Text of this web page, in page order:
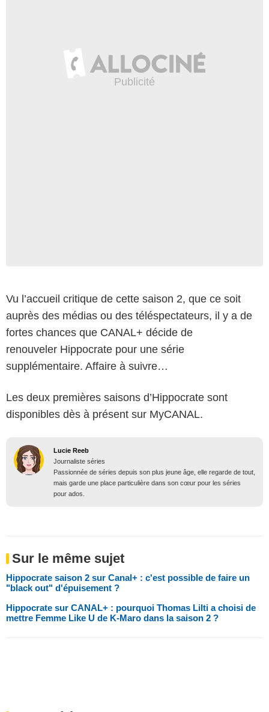
Vu l’accueil critique de cette saison 2, que ce soit
auprès des médias ou des téléspectateurs, il y a de
fortes chances que CANAL+ décide de
renouveler Hippocrate pour une série
supplémentaire. Affaire à suivre…
Les deux premières saisons d’Hippocrate sont
disponibles dès à présent sur MyCANAL.
Lucie Reeb
Journaliste séries
Passionnée de séries depuis son plus jeune âge, elle regarde de tout,
mais garde une place particulière dans son cœur pour les séries
pour ados.
Sur le même sujet
Hippocrate saison 2 sur Canal+ : c'est possible de faire un
"black out" d'épuisement ?
Hippocrate sur CANAL+ : pourquoi Thomas Lilti a choisi de
mettre Femme Like U de K-Maro dans la saison 2 ?